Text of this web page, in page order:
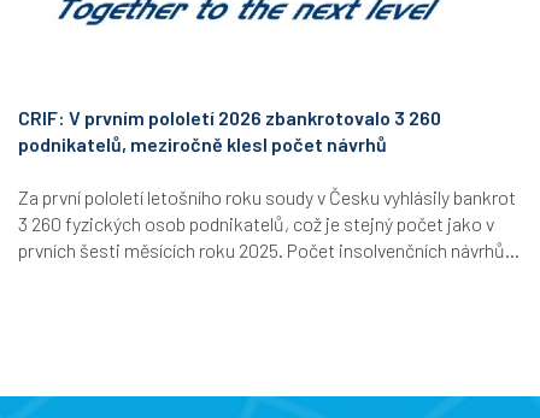
CRIF: V prvním pololetí 2026 zbankrotovalo 3 260
podnikatelů, meziročně klesl počet návrhů
Za první pololetí letošního roku soudy v Česku vyhlásily bankrot
3 260 fyzických osob podnikatelů, což je stejný počet jako v
prvních šesti měsících roku 2025. Počet insolvenčních návrhů...